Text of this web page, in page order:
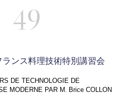
49
ンス料理技術特別講習会
DE TECHNOLOGIE DE
MODERNE PAR M . Brice COLLON